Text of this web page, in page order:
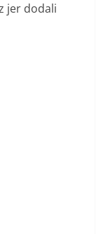
jer dodali